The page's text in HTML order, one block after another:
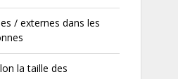
/ externes dans les
la taille des